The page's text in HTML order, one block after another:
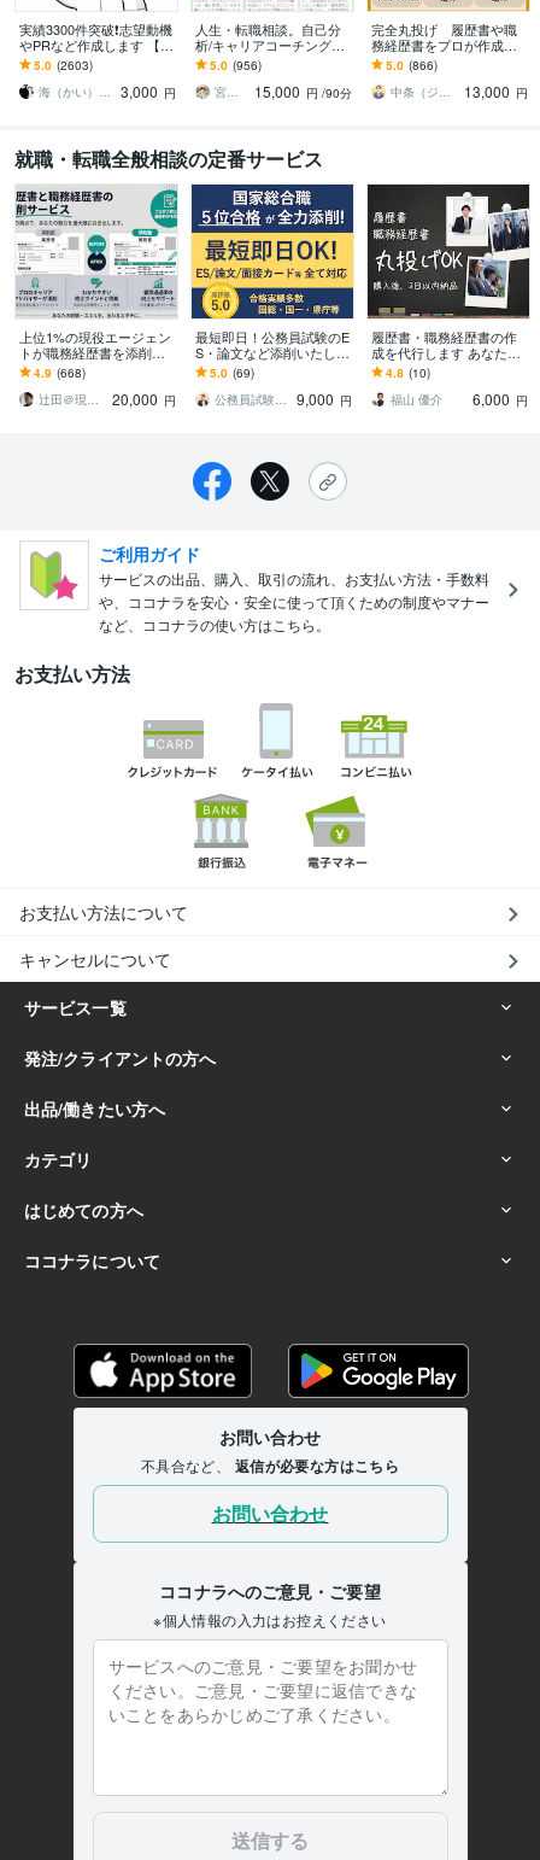
実績3300件突破❗️志望動機
やPRなど作成します 【多
くの書類通過＆内定実
績】転職・就職活動の
「核」を提供
5.0 (2603)
海（かい）＠応募書類のプロフェッショナル
3,000 円
人生・転職相談。自己分
析/キャリアコーチングし
ます カウンセリング＆や
りたいこと言語化方法解
説＆自己探索ナビ納品
5.0 (956)
宮内 利亮 キャリアコンサルタント
15,000 円 /90分
完全丸投げ 履歴書や職
務経歴書をプロが作成し
ます ゼロから作成代行/ポ
イント解説付 総販売実
績2000件突破
5.0 (866)
中条（ジョインキャリアオフィス）
13,000 円
就職・転職全般相談の定番サービス
上位1%の現役エージェン
トが職務経歴書を添削し
ます 経営・プロ人事の視
点で「通す」基準の資料
へ再設計します
4.9 (668)
辻田＠現役転職エージェントの職歴書作成
20,000 円
最短即日！公務員試験のE
S・論文など添削いたしま
す 【国家総合職5位】×
【東大院首席】×【採用実
務者】の全力添削
5.0 (69)
公務員試験専門戦略家_東大院首席卒かず
9,000 円
履歴書・職務経歴書の作
成を代行します あなたの
魅力を引き出す履歴書・
職務経歴書を作成します
4.8 (10)
福山 優介
6,000 円
ご利用ガイド
サービスの出品、購入、取引の流れ、お支払い方法・手数料
や、ココナラを安心・安全に使って頂くための制度やマナー
など、ココナラの使い方はこちら。
お支払い方法
お支払い方法について
キャンセルについて